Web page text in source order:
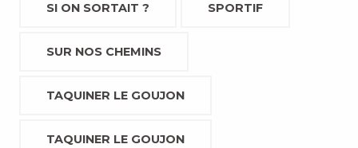
SI ON SORTAIT ? SPORTIF
SUR NOS CHEMINS
TAQUINER LE GOUJON
TAQUINER LE GOUJON